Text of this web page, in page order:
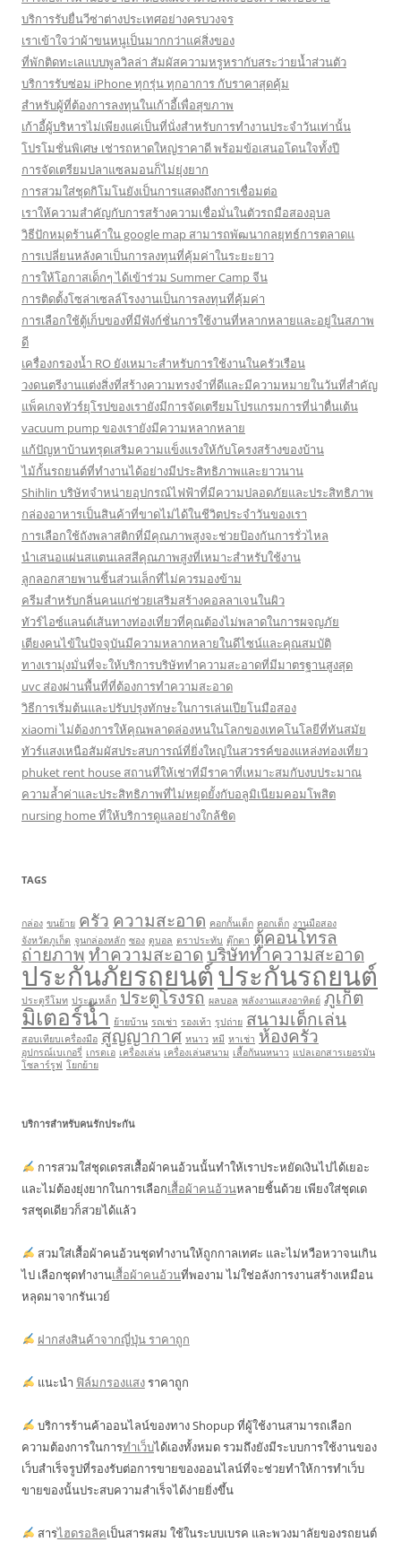
บริการรับยื่นวีซ่าต่างประเทศอย่างครบวงจร
เราเข้าใจว่าผ้าขนหนูเป็นมากกว่าแค่สิ่งของ
ที่พักติดทะเลแบบพูลวิลล่า สัมผัสความหรูหรากับสระว่ายน้ำส่วนตัว
บริการรับซ่อม iPhone ทุกรุ่น ทุกอาการ กับราคาสุดคุ้ม
สำหรับผู้ที่ต้องการลงทุนในเก้าอี้เพื่อสุขภาพ
เก้าอี้ผู้บริหารไม่เพียงแค่เป็นที่นั่งสำหรับการทำงานประจำวันเท่านั้น
โปรโมชั่นพิเศษ เช่ารถหาดใหญ่ราคาดี พร้อมข้อเสนอโดนใจทั้งปี
การจัดเตรียมปลาแซลมอนก็ไม่ยุ่งยาก
การสวมใส่ชุดกิโมโนยังเป็นการแสดงถึงการเชื่อมต่อ
เราให้ความสำคัญกับการสร้างความเชื่อมั่นในตัวรถมือสองอุบล
วิธีปักหมุดร้านค้าใน google map สามารถพัฒนากลยุทธ์การตลาดแ
การเปลี่ยนหลังคาเป็นการลงทุนที่คุ้มค่าในระยะยาว
การให้โอกาสเด็กๆ ได้เข้าร่วม Summer Camp จีน
การติดตั้งโซล่าเซลล์โรงงานเป็นการลงทุนที่คุ้มค่า
การเลือกใช้ตู้เก็บของที่มีฟังก์ชั่นการใช้งานที่หลากหลายและอยู่ในสภาพ
ดี
เครื่องกรองน้ำ RO ยังเหมาะสำหรับการใช้งานในครัวเรือน
วงดนตรีงานแต่งสิ่งที่สร้างความทรงจำที่ดีและมีความหมายในวันที่สำคัญ
แพ็คเกจทัวร์ยุโรปของเรายังมีการจัดเตรียมโปรแกรมการที่น่าตื่นเต้น
vacuum pump ของเรายังมีความหลากหลาย
แก้ปัญหาบ้านทรุดเสริมความแข็งแรงให้กับโครงสร้างของบ้าน
ไม้กั้นรถยนต์ที่ทำงานได้อย่างมีประสิทธิภาพและยาวนาน
Shihlin บริษัทจำหน่ายอุปกรณ์ไฟฟ้าที่มีความปลอดภัยและประสิทธิภาพ
กล่องอาหารเป็นสินค้าที่ขาดไม่ได้ในชีวิตประจำวันของเรา
การเลือกใช้ถังพลาสติกที่มีคุณภาพสูงจะช่วยป้องกันการรั่วไหล
นำเสนอแผ่นสแตนเลสสีคุณภาพสูงที่เหมาะสำหรับใช้งาน
ลูกลอกสายพานชิ้นส่วนเล็กที่ไม่ควรมองข้าม
ครีมสำหรับกลิ่นคนแก่ช่วยเสริมสร้างคอลลาเจนในผิว
ทัวร์ไอซ์แลนด์เส้นทางท่องเที่ยวที่คุณต้องไม่พลาดในการผจญภัย
เตียงคนไข้ในปัจจุบันมีความหลากหลายในดีไซน์และคุณสมบัติ
ทางเรามุ่งมั่นที่จะให้บริการบริษัททำความสะอาดที่มีมาตรฐานสูงสุด
uvc ส่องผ่านพื้นที่ที่ต้องการทำความสะอาด
วิธีการเริ่มต้นและปรับปรุงทักษะในการเล่นเปียโนมือสอง
xiaomi ไม่ต้องการให้คุณพลาดล่องหนในโลกของเทคโนโลยีที่ทันสมัย
ทัวร์แสงเหนือสัมผัสประสบการณ์ที่ยิ่งใหญ่ในสวรรค์ของแหล่งท่องเที่ยว
phuket rent house สถานที่ให้เช่าที่มีราคาที่เหมาะสมกับงบประมาณ
ความล้ำค่าและประสิทธิภาพที่ไม่หยุดยั้งกับอลูมิเนียมคอมโพสิต
nursing home ที่ให้บริการดูแลอย่างใกล้ชิด
TAGS
กล่อง ขนย้าย ครัว ความสะอาด คอกกั้นเด็ก คอกเด็ก งานมือสอง
จังหวัดภูเก็ต จูนกล่องหลัก ซอง ดูบอล ตราประทับ ตุ๊กตา ตู้คอนโทรล
ถ่ายภาพทำความสะอาดบริษัททำความสะอาด
ประกันภัยรถยนต์ประกันรถยนต์
ประตูรีโมท ประตูเหล็ก ประตูโรงรถ ผลบอล พลังงานแสงอาทิตย์ ภูเก็ต
มิเตอร์น้ำ ย้ายบ้าน รถเช่า รองเท้า รูปถ่าย สนามเด็กเล่น
สอบเทียบเครื่องมือ สูญญากาศ หนาว หมี หาเช่า ห้องครัว
อุปกรณ์เบเกอรี่ เกรดเอ เครื่องเล่น เครื่องเล่นสนาม เสื้อกันนหนาว แปลเอกสารเยอรมัน
โซลาร์รูฟ โยกย้าย
บริการสำหรับคนรักประกัน
การสวมใส่ชุดเดรสเสื้อผ้าคนอ้วนนั้นทำให้เราประหยัดเงินไปได้เยอะ
และไม่ต้องยุ่งยากในการเลือกเสื้อผ้าคนอ้วนหลายชิ้นด้วย เพียงใส่ชุดเด
รสชุดเดียวก็สวยได้แล้ว
สวมใส่เสื้อผ้าคนอ้วนชุดทำงานให้ถูกกาลเทศะ และไม่หวือหวาจนเกิน
ไป เลือกชุดทำงานเสื้อผ้าคนอ้วนที่พองาม ไม่ใช่อลังการงานสร้างเหมือน
หลุดมาจากรันเวย์
ฝากส่งสินค้าจากญี่ปุ่น ราคาถูก
แนะนำ ฟิล์มกรองแสงราคาถูก
บริการร้านค้าออนไลน์ของทาง Shopup ที่ผู้ใช้งานสามารถเลือก
ความต้องการในการทำเว็บได้เองทั้งหมด รวมถึงยังมีระบบการใช้งานของ
เว็บสำเร็จรูปที่รองรับต่อการขายของออนไลน์ที่จะช่วยทำให้การทำเว็บ
ขายของนั้นประสบความสำเร็จได้ง่ายยิ่งขึ้น
สารไฮดรอลิคเป็นสารผสม ใช้ในระบบเบรค และพวงมาลัยของรถยนต์